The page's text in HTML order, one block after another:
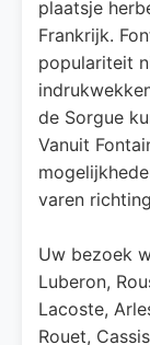
plaatsje
Frankrijk.
populariteit
de Sorgue
Vanuit
varen
Uw bezoek
Luberon,
Lacoste,
Rouet,